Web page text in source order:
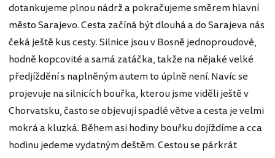
dotankujeme plnou nádrž a pokračujeme směrem hlavní
město Sarajevo. Cesta začíná být dlouhá a do Sarajeva nás
čeká ještě kus cesty. Silnice jsou v Bosně jednoproudové,
hodně kopcovité a samá zatáčka, takže na nějaké velké
předjíždění s naplněným autem to úplně není. Navíc se
projevuje na silnicích bouřka, kterou jsme viděli ještě v
Chorvatsku, často se objevují spadlé větve a cesta je velmi
mokrá a kluzká. Během asi hodiny bouřku dojíždíme a cca
hodinu jedeme vydatným deštěm. Cestou se párkrát